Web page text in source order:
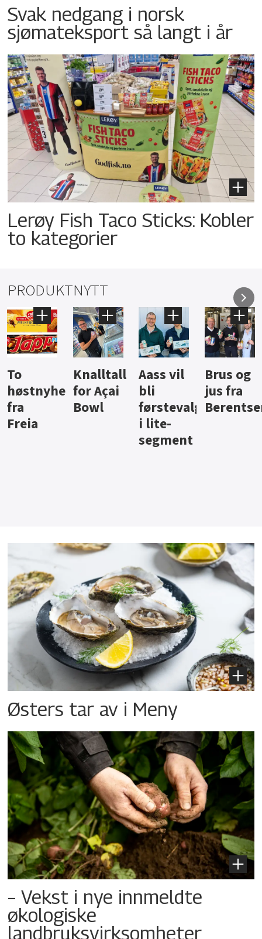
Svak nedgang i norsk
sjømateksport så langt i år
Lerøy Fish Taco Sticks: Kobler
to kategorier
PRODUKTNYTT
Knalltall
for Açai
Bowl
Aass vil
bli
førstevalg
Brus og
jus fra
Berentsen
Hard
iste fra
Hansa
Østers tar av i Meny
– Vekst i nye innmeldte
økologiske
landbruksvirksomheter